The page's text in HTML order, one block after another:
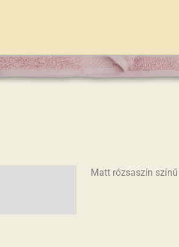
Matt rózsaszín